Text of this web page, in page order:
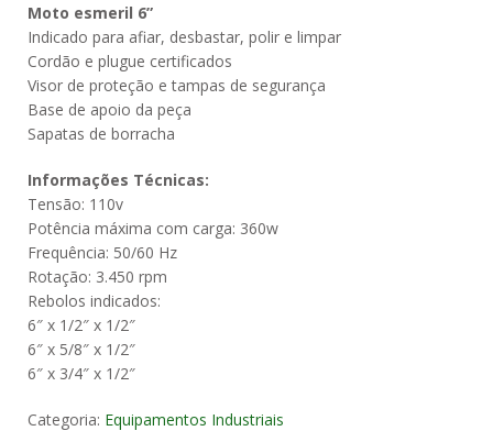
Moto esmeril 6”
Indicado para afiar, desbastar, polir e limpar
Cordão e plugue certificados
Visor de proteção e tampas de segurança
Base de apoio da peça
Sapatas de borracha
Informações Técnicas:
Tensão: 110v
Potência máxima com carga: 360w
Frequência: 50/60 Hz
Rotação: 3.450 rpm
Rebolos indicados:
6″ x 1/2″ x 1/2″
6″ x 5/8″ x 1/2″
6″ x 3/4″ x 1/2″
Categoria: Equipamentos Industriais